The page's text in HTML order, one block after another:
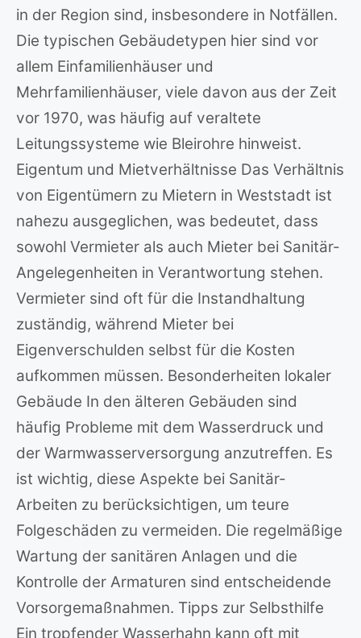
in der Region sind, insbesondere in Notfällen.
Die typischen Gebäudetypen hier sind vor
allem Einfamilienhäuser und
Mehrfamilienhäuser, viele davon aus der Zeit
vor 1970, was häufig auf veraltete
Leitungssysteme wie Bleirohre hinweist.
Eigentum und Mietverhältnisse Das Verhältnis
von Eigentümern zu Mietern in Weststadt ist
nahezu ausgeglichen, was bedeutet, dass
sowohl Vermieter als auch Mieter bei Sanitär-
Angelegenheiten in Verantwortung stehen.
Vermieter sind oft für die Instandhaltung
zuständig, während Mieter bei
Eigenverschulden selbst für die Kosten
aufkommen müssen. Besonderheiten lokaler
Gebäude In den älteren Gebäuden sind
häufig Probleme mit dem Wasserdruck und
der Warmwasserversorgung anzutreffen. Es
ist wichtig, diese Aspekte bei Sanitär-
Arbeiten zu berücksichtigen, um teure
Folgeschäden zu vermeiden. Die regelmäßige
Wartung der sanitären Anlagen und die
Kontrolle der Armaturen sind entscheidende
Vorsorgemaßnahmen. Tipps zur Selbsthilfe
Ein tropfender Wasserhahn kann oft mit